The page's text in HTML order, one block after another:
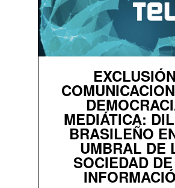
EXCLUSIÓN
MEDIÁTICA:
BRASILEÑO
UMBRAL DE
SOCIEDAD